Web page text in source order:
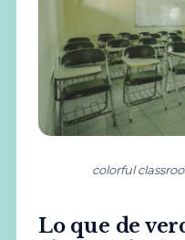
colorful
Lo que de